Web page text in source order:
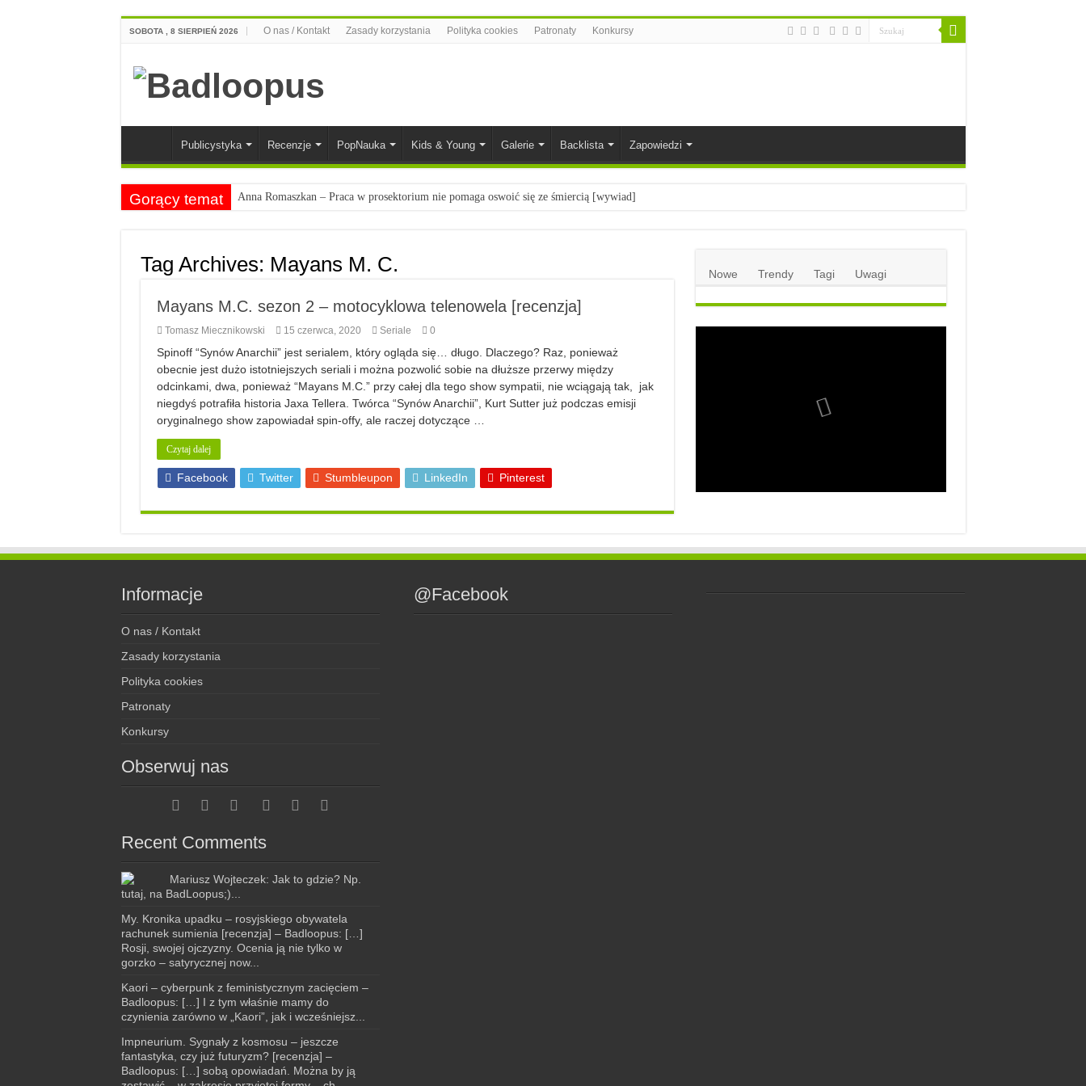
SOBOTA , 8 SIERPIEŃ 2026 O nas / Kontakt Zasady korzystania Polityka cookies Patronaty Konkursy
Publicystyka Recenzje PopNauka Kids & Young Galerie Backlista Zapowiedzi
Gorący temat Anna Romaszkan – Praca w prosektorium nie pomaga oswoić się ze śmiercią [wywiad]
Najciekawsze zapowiedzi komiksowe na 2023 rok
Tag Archives: Mayans M. C.
Mayans M.C. sezon 2 – motocyklowa telenowela [recenzja]
Tomasz Miecznikowski 15 czerwca, 2020 Seriale 0
Spinoff “Synów Anarchii” jest serialem, który ogląda się… długo. Dlaczego? Raz, ponieważ
obecnie jest dużo istotniejszych seriali i można pozwolić sobie na dłuższe przerwy między
odcinkami, dwa, ponieważ “Mayans M.C.” przy całej dla tego show sympatii, nie wciągają tak, jak
niegdyś potrafiła historia Jaxa Tellera. Twórca “Synów Anarchii”, Kurt Sutter już podczas emisji
oryginalnego show zapowiadał spin-offy, ale raczej dotyczące …
Czytaj dalej
Facebook Twitter Stumbleupon LinkedIn Pinterest
Nowe Trendy Tagi Uwagi
Informacje
O nas / Kontakt
Zasady korzystania
Polityka cookies
Patronaty
Konkursy
Obserwuj nas
Recent Comments
Mariusz Wojteczek: Jak to gdzie? Np.
tutaj, na BadLoopus;)...
My. Kronika upadku – rosyjskiego obywatela
rachunek sumienia [recenzja] – Badloopus: […]
Rosji, swojej ojczyzny. Ocenia ją nie tylko w
gorzko – satyrycznej now...
Kaori – cyberpunk z feministycznym zacięciem –
Badloopus: […] I z tym właśnie mamy do
czynienia zarówno w „Kaori”, jak i wcześniejsz...
Impneurium. Sygnały z kosmosu – jeszcze
fantastyka, czy już futuryzm? [recenzja] –
Badloopus: […] sobą opowiadań. Można by ją
@Facebook